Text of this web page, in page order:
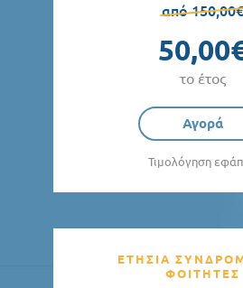
από 150,00€
το έτος
Αγορά
Τιμολόγηση
ΕΤΗΣΙΑ
ΦΟΙΤΗΤΕΣ